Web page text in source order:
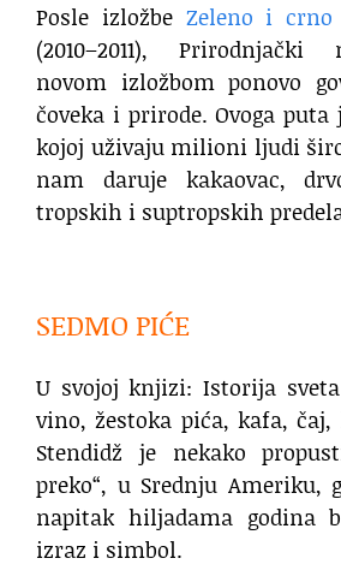
Posle izložbe Zeleno i
(2010–2011),
novom izložbom ponovo
čoveka i prirode. Ovoga
kojoj uživaju milioni ljudi
nam daruje kakaovac,
tropskih i suptropskih
SEDMO PIĆE
U svojoj knjizi: Istorija
vino, žestoka pića, kafa,
Stendidž je nekako
preko“, u Srednju Ameriku,
napitak hiljadama godina
izraz i simbol.